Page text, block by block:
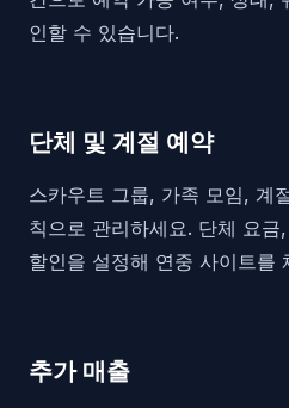
인할 수 있습니다.
단체 및 계절 예약
스카우트 그룹, 가족 모임, 계
칙으로 관리하세요. 단체 요
할인을 설정해 연중 사이트를
추가 매출